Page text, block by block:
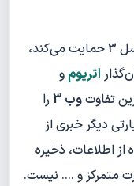
یکی از برجسته‌ترین افرادی که از وب نسل 3 حمایت می‌کند،
اتریوم و
تفاوتوب 3
را
دیگر خبری از
اطلاعات، ذخیره
متمرکز و .... نیست.